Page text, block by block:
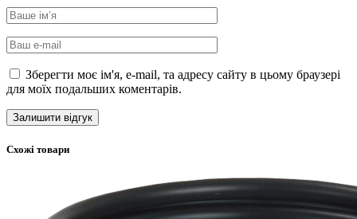
Зберегти моє ім'я, e-mail, та адресу сайту в цьому браузері
для моїх подальших коментарів.
Схожі товари